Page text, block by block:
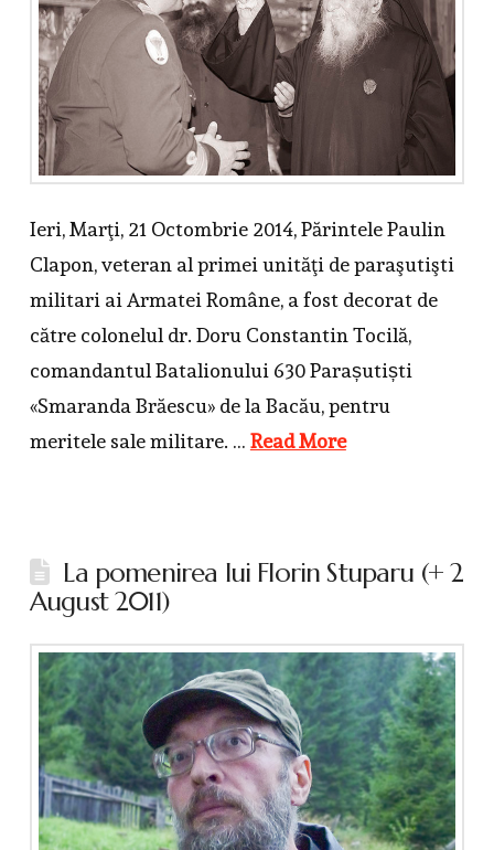
Ieri, Marţi, 21 Octombrie 2014, Părintele Paulin
Clapon, veteran al primei unităţi de paraşutişti
militari ai Armatei Române, a fost decorat de
către colonelul dr. Doru Constantin Tocilă,
comandantul Batalionului 630 Parașutiști
«Smaranda Brăescu» de la Bacău, pentru
meritele sale militare. … Read More
La pomenirea lui Florin Stuparu (+ 2
August 2011)